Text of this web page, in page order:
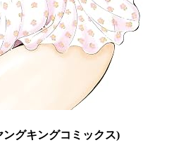
グキングコミックス)